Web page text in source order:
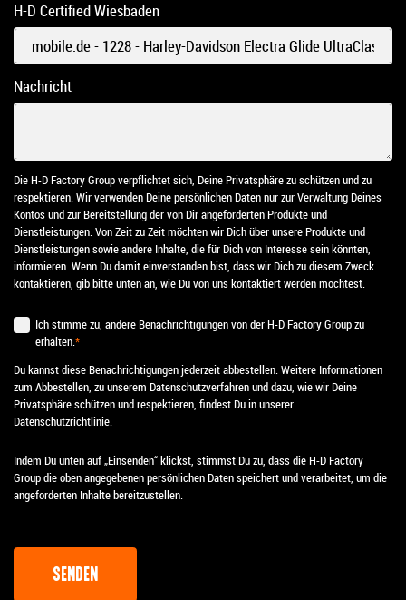
H-D Certified Wiesbaden
Nachricht
Die H-D Factory Group verpflichtet sich, Deine Privatsphäre zu schützen und zu
respektieren. Wir verwenden Deine persönlichen Daten nur zur Verwaltung Deines
Kontos und zur Bereitstellung der von Dir angeforderten Produkte und
Dienstleistungen. Von Zeit zu Zeit möchten wir Dich über unsere Produkte und
Dienstleistungen sowie andere Inhalte, die für Dich von Interesse sein könnten,
informieren. Wenn Du damit einverstanden bist, dass wir Dich zu diesem Zweck
kontaktieren, gib bitte unten an, wie Du von uns kontaktiert werden möchtest.
Ich stimme zu, andere Benachrichtigungen von der H-D Factory Group zu
erhalten.*
Du kannst diese Benachrichtigungen jederzeit abbestellen. Weitere Informationen
zum Abbestellen, zu unserem Datenschutzverfahren und dazu, wie wir Deine
Privatsphäre schützen und respektieren, findest Du in unserer
Datenschutzrichtlinie.
Indem Du unten auf „Einsenden“ klickst, stimmst Du zu, dass die H-D Factory
Group die oben angegebenen persönlichen Daten speichert und verarbeitet, um die
angeforderten Inhalte bereitzustellen.